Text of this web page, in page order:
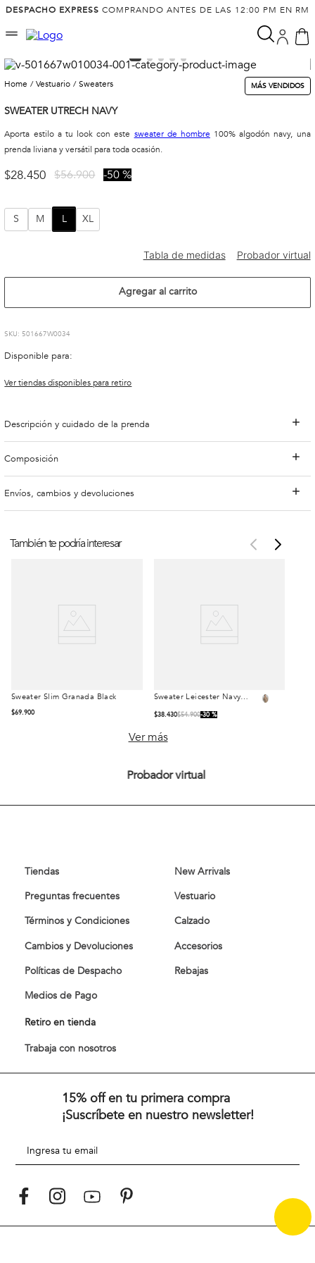
DESPACHO EXPRESS COMPRANDO ANTES DE LAS 12:00 PM EN RM
vestuario sweaters MÁS VENDIDOS
SWEATER UTRECH NAVY
Aporta estilo a tu look con este sweater de hombre 100% algodón navy, una
prenda liviana y versátil para toda ocasión.
$28.450 $56.900 50 %
S M L XL
Agregar al carrito
: 501667W0034
Disponible para:
Ver tiendas disponibles para retiro
Descripción y cuidado de la prenda
Composición
Envíos, cambios y devoluciones
También te podría interesar
Sweater Slim Granada Black
$69.900
Sweater Leicester Navy
$38.430$54.900 30 %
Ver más
Probador virtual
Tiendas
Preguntas frecuentes
Términos y Condiciones
Cambios y Devoluciones
Políticas de Despacho
Medios de Pago
Retiro en tienda
Trabaja con nosotros
New Arrivals
Vestuario
Calzado
Accesorios
Rebajas
15% off en tu primera compra
¡Suscríbete en nuestro newsletter!